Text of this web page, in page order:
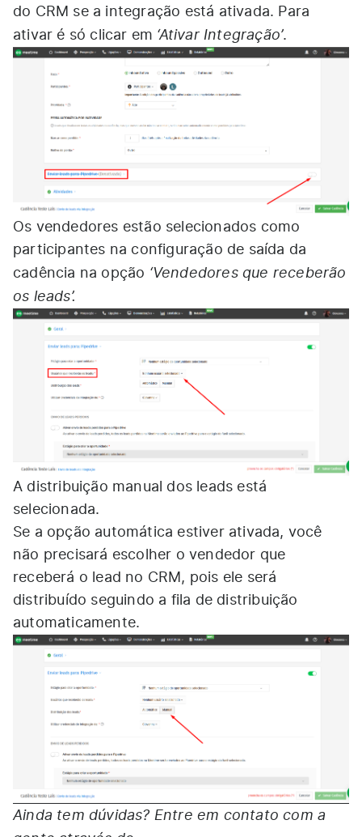
do CRM se a integração está ativada. Para
ativar é só clicar em ‘Ativar Integração’.
Os vendedores estão selecionados como
participantes na configuração de saída da
cadência na opção ‘Vendedores que receberão
os leads’.
A distribuição manual dos leads está
selecionada.
Se a opção automática estiver ativada, você
não precisará escolher o vendedor que
receberá o lead no CRM, pois ele será
distribuído seguindo a fila de distribuição
automaticamente.
Ainda tem dúvidas? Entre em contato com a